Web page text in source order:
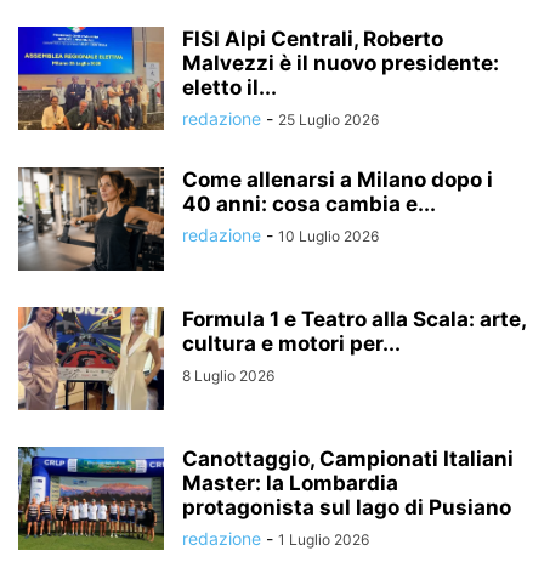
FISI Alpi Centrali, Roberto
Malvezzi è il nuovo presidente:
eletto il...
redazione - 25 Luglio 2026
Come allenarsi a Milano dopo i
40 anni: cosa cambia e...
redazione - 10 Luglio 2026
Formula 1 e Teatro alla Scala: arte,
cultura e motori per...
8 Luglio 2026
Canottaggio, Campionati Italiani
Master: la Lombardia
protagonista sul lago di Pusiano
redazione - 1 Luglio 2026